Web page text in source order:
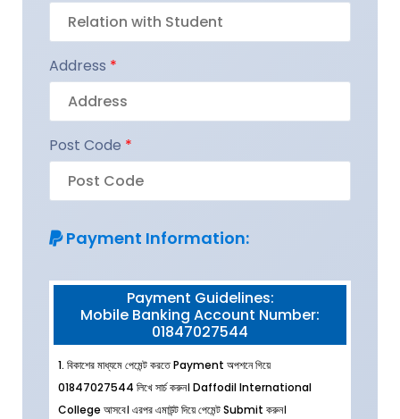
Address *
Post Code *
Payment Information:
Payment Guidelines:
Mobile Banking Account Number:
01847027544
1. বিকাশের মাধ্যমে পেমেন্ট করতে Payment অপশনে গিয়ে
01847027544 লিখে সার্চ করুন। Daffodil International
College আসবে। এরপর এমাউন্ট দিয়ে পেমেন্ট Submit করুন।